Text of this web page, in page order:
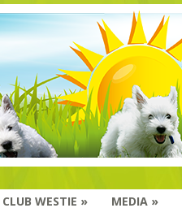
CLUB WESTIE » MEDIA »